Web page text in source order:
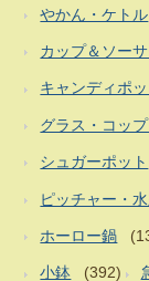
やかん・ケトル
カップ＆ソー
キャンディポッ
グラス・コッ
シュガーポット
ピッチャー・
ホーロー鍋
小鉢 (392)